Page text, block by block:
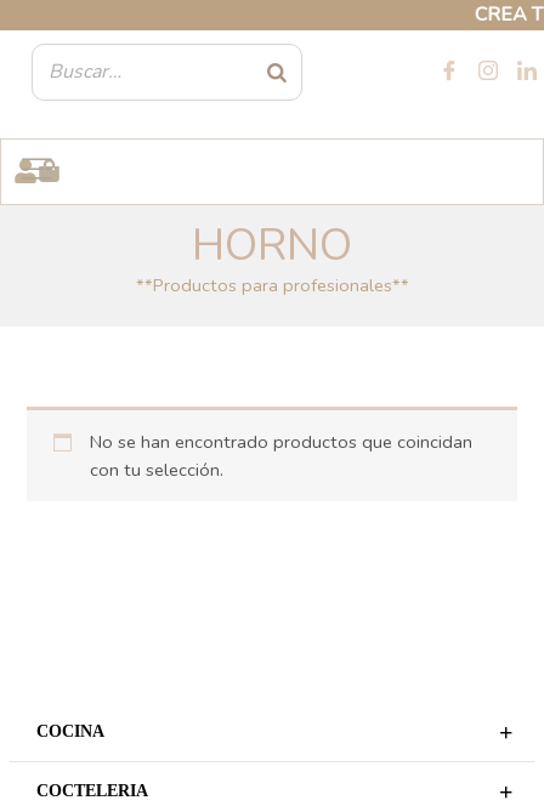
CREA
contenido
HORNO
**Productos para profesionales**
+
COCINA
+
COCTELERIA
No se han encontrado productos que coincidan
con tu selección.